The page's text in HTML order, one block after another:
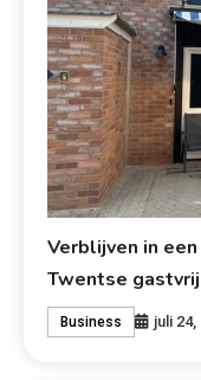
Verblijven in
Twentse
Business juli 24,